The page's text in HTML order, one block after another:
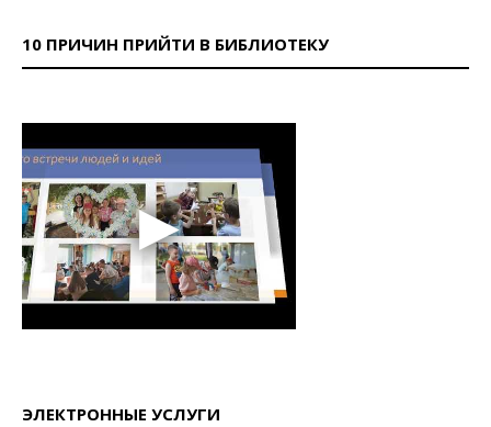
10 ПРИЧИН ПРИЙТИ В БИБЛИОТЕКУ
ЭЛЕКТРОННЫЕ УСЛУГИ